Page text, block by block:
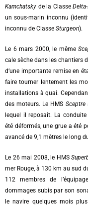
Kamchatsky de la Classe
un sous-marin inconnu
inconnu de Classe Sturgeon).
Le 6 mars 2000, le même
cale sèche dans les chantiers
d’une importante remise en
faire tourner lentement les
installations à quai.
des moteurs. Le HMS Sceptre
lequel il reposait. La
été déformés, une grue a été
avancé de 9,1 mètres le long
Le 26 mai 2008, le HMS
mer Rouge, à 130 km au sud
112 membres de
dommages subis par son
le navire quelques mois